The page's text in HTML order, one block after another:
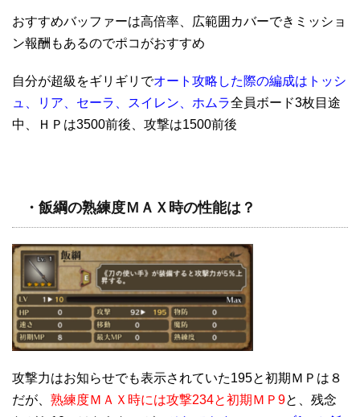
おすすめバッファーは高倍率、広範囲カバーできミッショ
ン報酬もあるのでポコがおすすめ
自分が超級をギリギリでオート攻略した際の編成はトッシ
ュ、リア、セーラ、スイレン、ホムラ全員ボード3枚目途
中、ＨＰは3500前後、攻撃は1500前後
・飯綱の熟練度ＭＡＸ時の性能は？
攻撃力はお知らせでも表示されていた195と初期ＭＰは８
だが、 熟練度ＭＡＸ時には攻撃234と初期ＭＰ9と、残念